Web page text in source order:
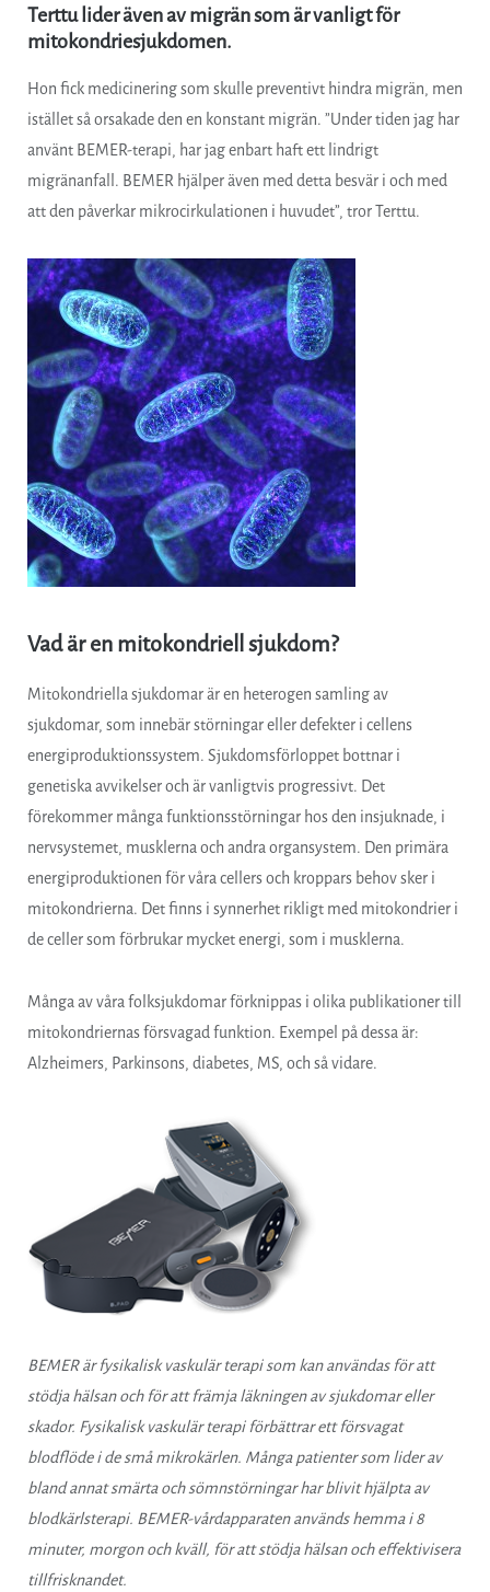
Terttu lider även av migrän som är vanligt för
mitokondriesjukdomen.
Hon fick medicinering som skulle preventivt hindra migrän, men
istället så orsakade den en konstant migrän. ”Under tiden jag har
använt BEMER-terapi, har jag enbart haft ett lindrigt
migränanfall. BEMER hjälper även med detta besvär i och med
att den påverkar mikrocirkulationen i huvudet”, tror Terttu.
Vad är en mitokondriell sjukdom?
Mitokondriella sjukdomar är en heterogen samling av
sjukdomar, som innebär störningar eller defekter i cellens
energiproduktionssystem. Sjukdomsförloppet bottnar i
genetiska avvikelser och är vanligtvis progressivt. Det
förekommer många funktionsstörningar hos den insjuknade, i
nervsystemet, musklerna och andra organsystem. Den primära
energiproduktionen för våra cellers och kroppars behov sker i
mitokondrierna. Det finns i synnerhet rikligt med mitokondrier i
de celler som förbrukar mycket energi, som i musklerna.
Många av våra folksjukdomar förknippas i olika publikationer till
mitokondriernas försvagad funktion. Exempel på dessa är:
Alzheimers, Parkinsons, diabetes, MS, och så vidare.
BEMER är fysikalisk vaskulär terapi som kan användas för att
stödja hälsan och för att främja läkningen av sjukdomar eller
skador. Fysikalisk vaskulär terapi förbättrar ett försvagat
blodflöde i de små mikrokärlen. Många patienter som lider av
bland annat smärta och sömnstörningar har blivit hjälpta av
blodkärlsterapi. BEMER-vårdapparaten används hemma i 8
minuter, morgon och kväll, för att stödja hälsan och effektivisera
tillfrisknandet.